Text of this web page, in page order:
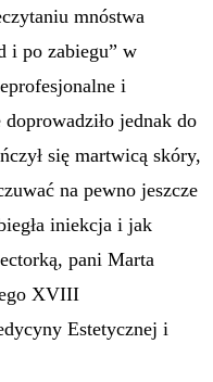
mnóstwa
i po zabiegu” w
i
jednak do
się martwicą skóry,
na pewno jeszcze
iniekcja i jak
pani Marta
XVIII
Estetycznej i